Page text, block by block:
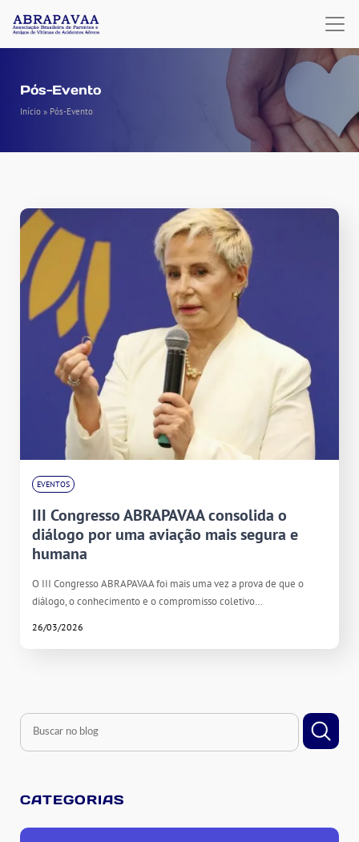
Pós-Evento
Início » Pós-Evento
EVENTOS
III Congresso ABRAPAVAA consolida o
diálogo por uma aviação mais segura e
humana
O III Congresso ABRAPAVAA foi mais uma vez a prova de que o
diálogo, o conhecimento e o compromisso coletivo…
26/03/2026
CATEGORIAS